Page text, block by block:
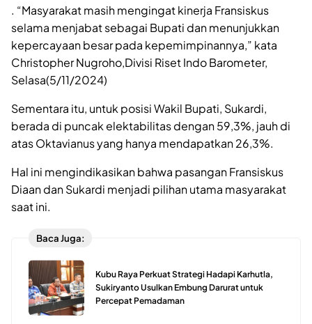
. “Masyarakat masih mengingat kinerja Fransiskus
selama menjabat sebagai Bupati dan menunjukkan
kepercayaan besar pada kepemimpinannya,” kata
Christopher Nugroho,Divisi Riset Indo Barometer,
Selasa(5/11/2024)
Sementara itu, untuk posisi Wakil Bupati, Sukardi,
berada di puncak elektabilitas dengan 59,3%, jauh di
atas Oktavianus yang hanya mendapatkan 26,3%.
Hal ini mengindikasikan bahwa pasangan Fransiskus
Diaan dan Sukardi menjadi pilihan utama masyarakat
saat ini.
Baca Juga:
Kubu Raya Perkuat Strategi Hadapi Karhutla,
Sukiryanto Usulkan Embung Darurat untuk
Percepat Pemadaman